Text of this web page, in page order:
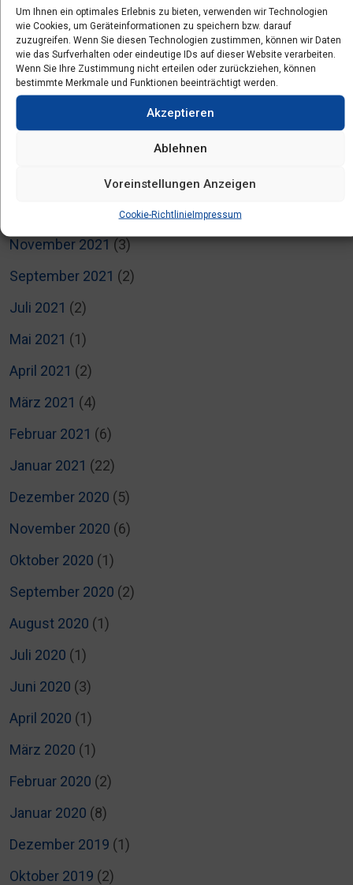
Um Ihnen ein optimales Erlebnis zu bieten, verwenden wir Technologien
wie Cookies, um Geräteinformationen zu speichern bzw. darauf
zuzugreifen. Wenn Sie diesen Technologien zustimmen, können wir Daten
wie das Surfverhalten oder eindeutige IDs auf dieser Website verarbeiten.
Wenn Sie Ihre Zustimmung nicht erteilen oder zurückziehen, können
bestimmte Merkmale und Funktionen beeinträchtigt werden.
Akzeptieren
Ablehnen
Voreinstellungen Anzeigen
Cookie-RichtlinieImpressum
August 2022(1)
Juli 2022(5)
Juni 2022(3)
(4)
November 2021 (3)
September 2021 (2)
Juli 2021 (2)
Mai 2021 (1)
April 2021 (2)
März 2021 (4)
Februar 2021 (6)
Januar 2021 (22)
Dezember 2020 (5)
November 2020 (6)
Oktober 2020 (1)
September 2020 (2)
August 2020 (1)
Juli 2020 (1)
Juni 2020 (3)
April 2020 (1)
März 2020 (1)
Februar 2020 (2)
Januar 2020 (8)
Dezember 2019 (1)
Oktober 2019 (2)